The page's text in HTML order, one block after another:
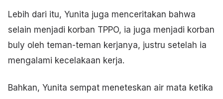
Lebih dari itu, Yunita juga menceritakan bahwa
selain menjadi korban TPPO, ia juga menjadi korban
buly oleh teman-teman kerjanya, justru setelah ia
mengalami kecelakaan kerja.
Bahkan, Yunita sempat meneteskan air mata ketika